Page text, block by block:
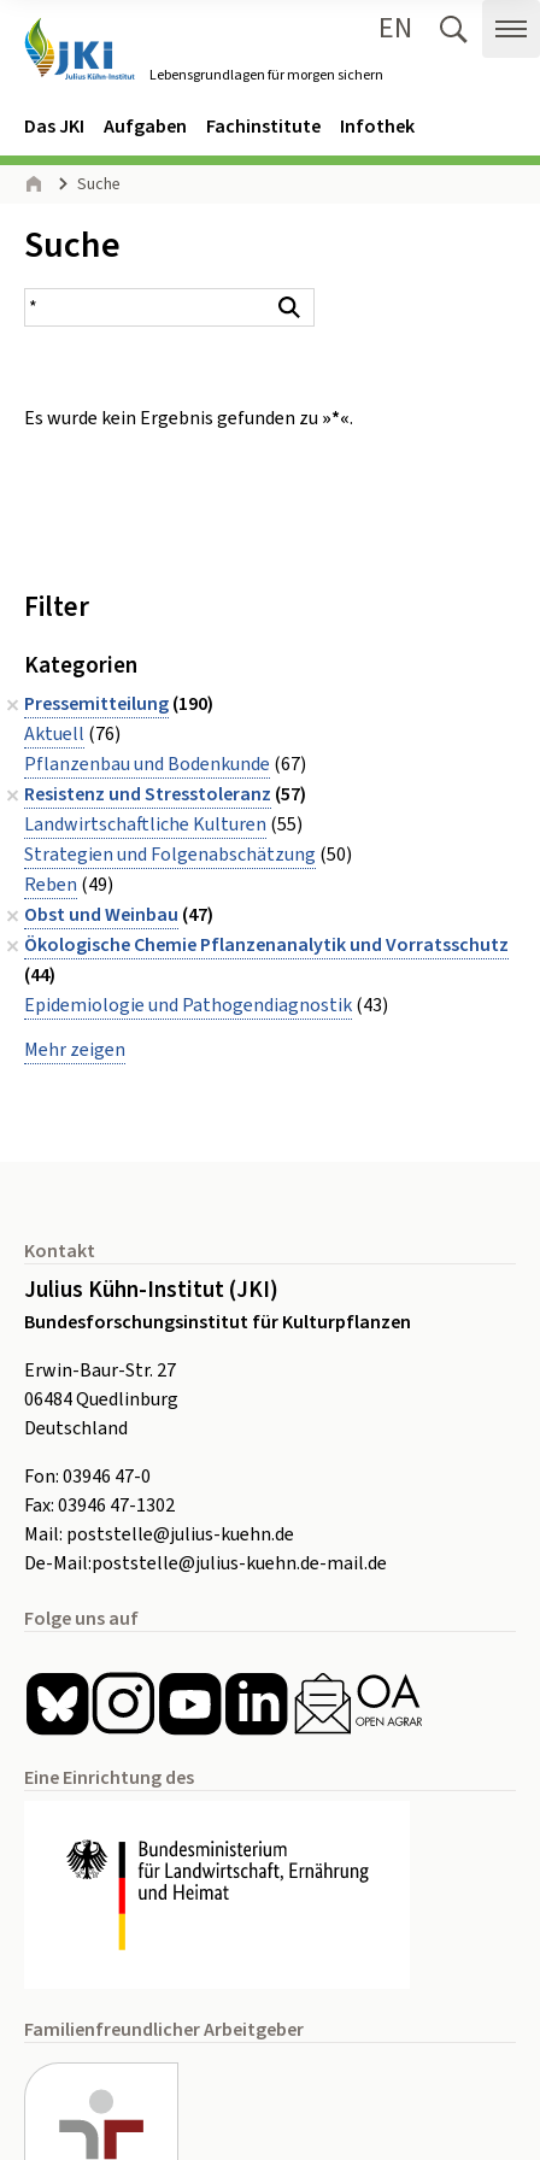
Lebensgrundlagen für morgen sichern
EN
Navigation
Hauptmenü
Das JKI Aufgaben Fachinstitute Infothek
Seitenpfad
Suche
Inhalt:
Suche
Suchergebnis
Es wurde kein Ergebnis gefunden zu »*«.
Filter
Kategorien
Pressemitteilung(190)
Aktuell (76)
Pflanzenbau und Bodenkunde (67)
Resistenz und Stresstoleranz (57)
Landwirtschaftliche Kulturen (55)
Strategien und Folgenabschätzung (50)
Reben (49)
Obst und Weinbau (47)
Ökologische Chemie Pflanzenanalytik und Vorratsschutz
(44)
Epidemiologie und Pathogendiagnostik(43)
Mehr zeigen
Kontakt
Julius Kühn-Institut (JKI)
Bundesforschungsinstitut für Kulturpflanzen
Erwin-Baur-Str. 27
06484Quedlinburg
Deutschland
Fon:03946 47-0
Fax:03946 47-1302
Mail: poststelle@julius-kuehn.de
De-Mail:poststelle@julius-kuehn.de-mail.de
Folge uns auf
Eine Einrichtung des
Familienfreundlicher Arbeitgeber